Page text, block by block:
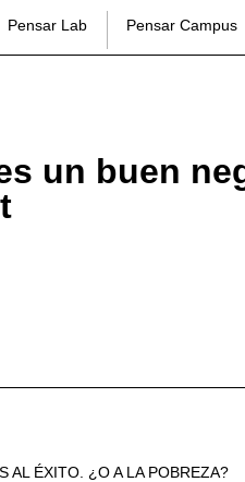
Pensar Lab Pensar Campus
un buen
AL ÉXITO. ¿O A LA POBREZA?